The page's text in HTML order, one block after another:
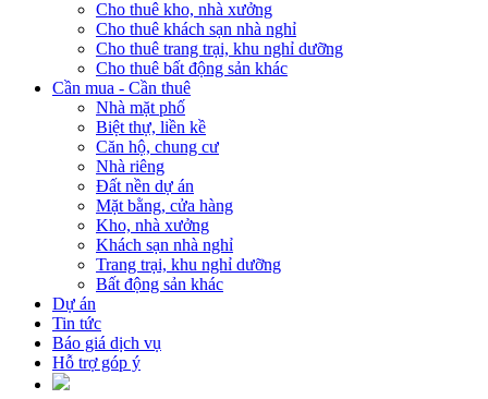
Cho thuê kho, nhà xưởng
Cho thuê khách sạn nhà nghỉ
Cho thuê trang trại, khu nghỉ dưỡng
Cho thuê bất động sản khác
Cần mua - Cần thuê
Nhà mặt phố
Biệt thự, liền kề
Căn hộ, chung cư
Nhà riêng
Đất nền dự án
Mặt bằng, cửa hàng
Kho, nhà xưởng
Khách sạn nhà nghỉ
Trang trại, khu nghỉ dưỡng
Bất động sản khác
Dự án
Tin tức
Báo giá dịch vụ
Hỗ trợ góp ý